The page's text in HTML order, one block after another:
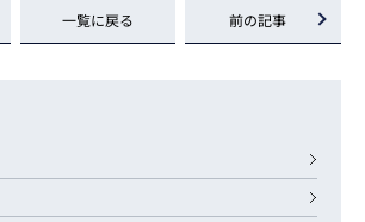
一覧に戻る 前の記事